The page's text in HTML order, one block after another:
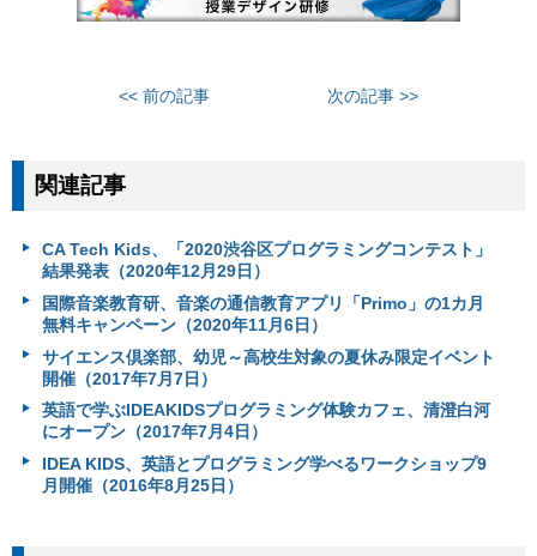
<< 前の記事 次の記事 >>
関連記事
CA Tech Kids、「2020渋谷区プログラミングコンテスト」
結果発表（2020年12月29日）
国際音楽教育研、音楽の通信教育アプリ「Primo」の1カ月
無料キャンペーン（2020年11月6日）
サイエンス倶楽部、幼児～高校生対象の夏休み限定イベント
開催（2017年7月7日）
英語で学ぶIDEAKIDSプログラミング体験カフェ、清澄白河
にオープン（2017年7月4日）
IDEA KIDS、英語とプログラミング学べるワークショップ9
月開催（2016年8月25日）